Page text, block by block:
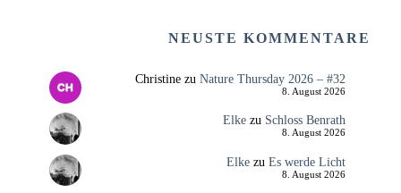
NEUSTE KOMMENTARE
Christinezu Nature Thursday 2026 – #32
8. August 2026
Elkezu Schloss Benrath
8. August 2026
Elkezu Es werde Licht
8. August 2026